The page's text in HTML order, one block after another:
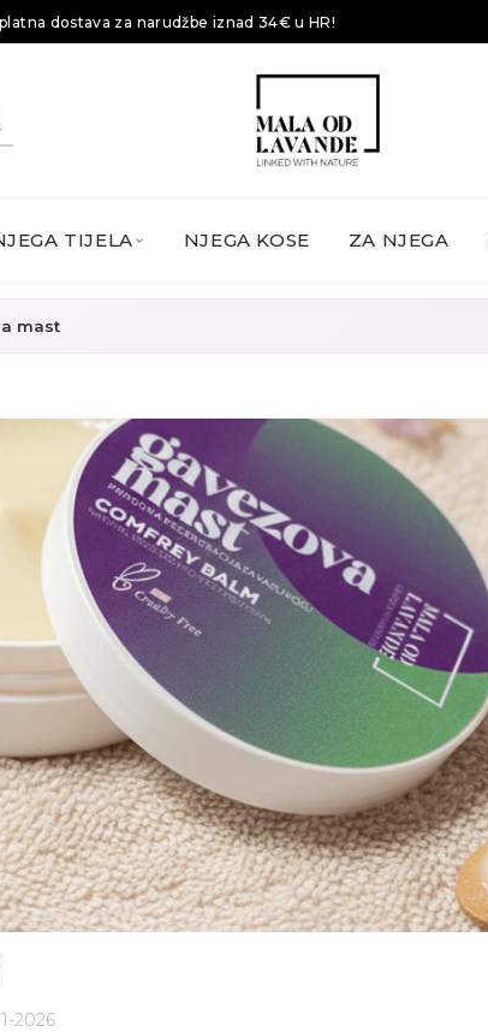
dostava za narudžbe iznad 34€ u HR!
TIJELA NJEGA KOSE ZA NJEGA
mast
2026